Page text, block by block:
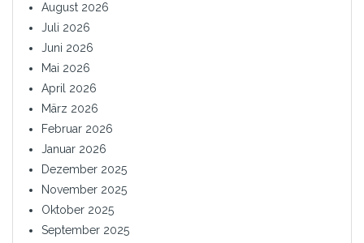
August 2026
Juli 2026
Juni 2026
Mai 2026
April 2026
März 2026
Februar 2026
Januar 2026
Dezember 2025
November 2025
Oktober 2025
September 2025